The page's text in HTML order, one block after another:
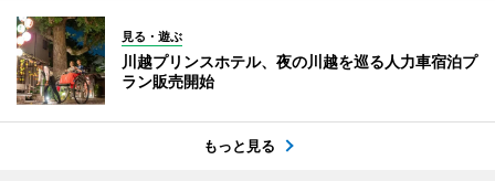
見る・遊ぶ
川越プリンスホテル、夜の川越を巡る人力車宿泊プ
ラン販売開始
もっと見る